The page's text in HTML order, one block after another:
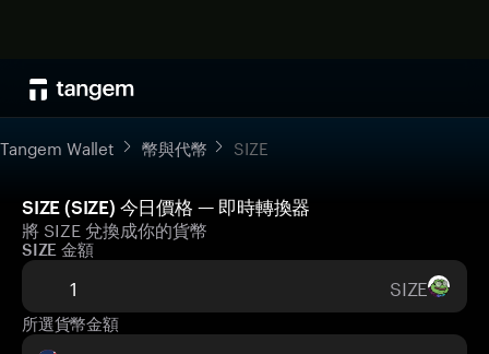
Tangem Wallet 幣與代幣 SIZE
SIZE (SIZE) 今日價格 — 即時轉換器
將 SIZE 兌換成你的貨幣
SIZE 金額
SIZE
所選貨幣金額